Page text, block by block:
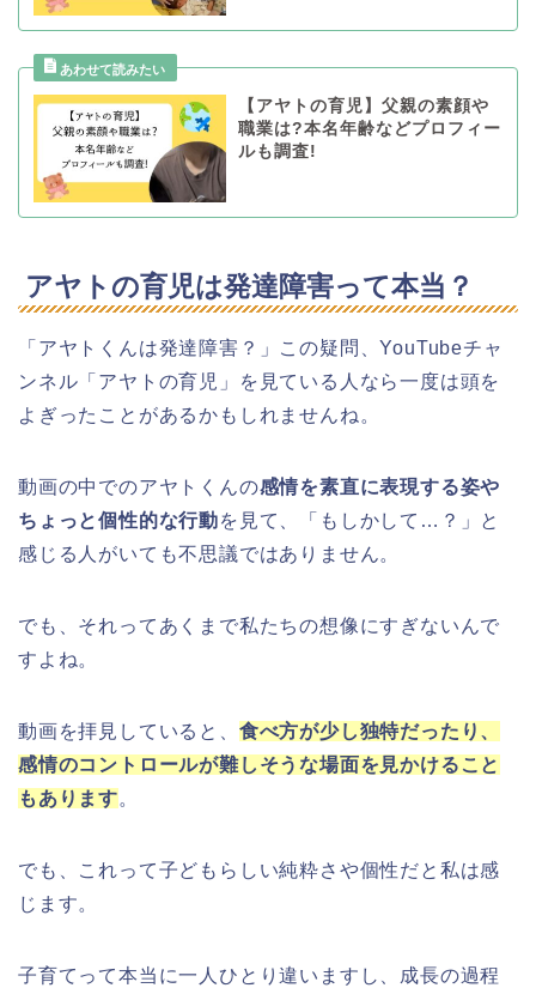
【アヤトの育児】父親の素顔や
職業は?本名年齢などプロフィー
ルも調査!
アヤトの育児は発達障害って本当？
「アヤトくんは発達障害？」この疑問、YouTubeチャ
ンネル「アヤトの育児」を見ている人なら一度は頭を
よぎったことがあるかもしれませんね。
動画の中でのアヤトくんの感情を素直に表現する姿や
ちょっと個性的な行動を見て、「もしかして…？」と
感じる人がいても不思議ではありません。
でも、それってあくまで私たちの想像にすぎないんで
すよね。
動画を拝見していると、 食べ方が少し独特だったり、
感情のコントロールが難しそうな場面を見かけること
もあります。
でも、これって子どもらしい純粋さや個性だと私は感
じます。
子育てって本当に一人ひとり違いますし、成長の過程